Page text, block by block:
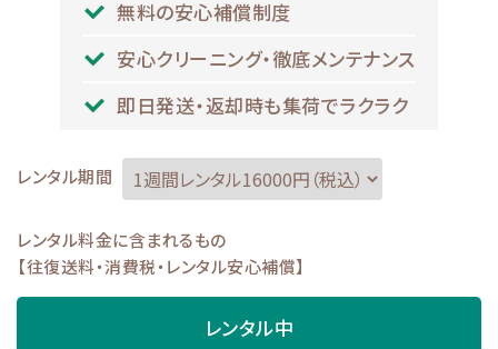
無料の安心補償制度
安心クリーニング・徹底メンテナンス
即日発送・返却時も集荷でラクラク
レンタル期間
レンタル料金に含まれるもの
【往復送料・消費税・レンタル安心補償】
レンタル中